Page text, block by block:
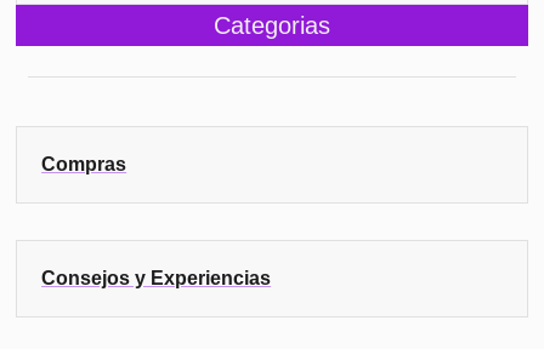
Categorias
Compras
Consejos y Experiencias